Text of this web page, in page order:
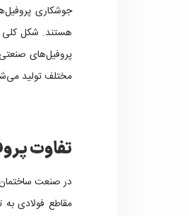
جوشکاری
مختلف تولید
تفاوت
در صنعت
مقاطع فولادی به